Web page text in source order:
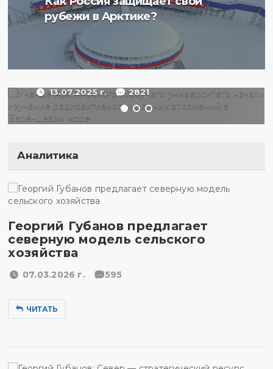
рубежи в Арктике?
плавучего университета
радиоактивности донных
отложений в Баренцевом
13.07.2025 г. 2821
Аналитика
Георгий Губанов предлагает
северную модель сельского
хозяйства
07.03.2026 г. 595
ЧИТАТЬ